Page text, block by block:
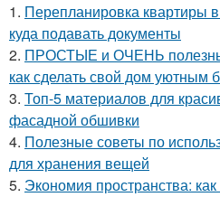
1. Перепланировка квартиры
куда подавать документы
2. ПРОСТЫЕ и ОЧЕНЬ
как сделать свой дом уютным
3. Топ-5 материалов для
фасадной обшивки
4. Полезные советы по
для хранения вещей
5. Экономия пространства: